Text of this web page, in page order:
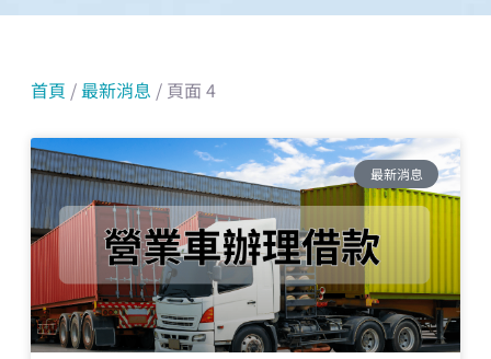
首頁 /最新消息 / 頁面 4
最新消息
頁
面
頁
面
頁
面
頁
面
頁
面
頁
面